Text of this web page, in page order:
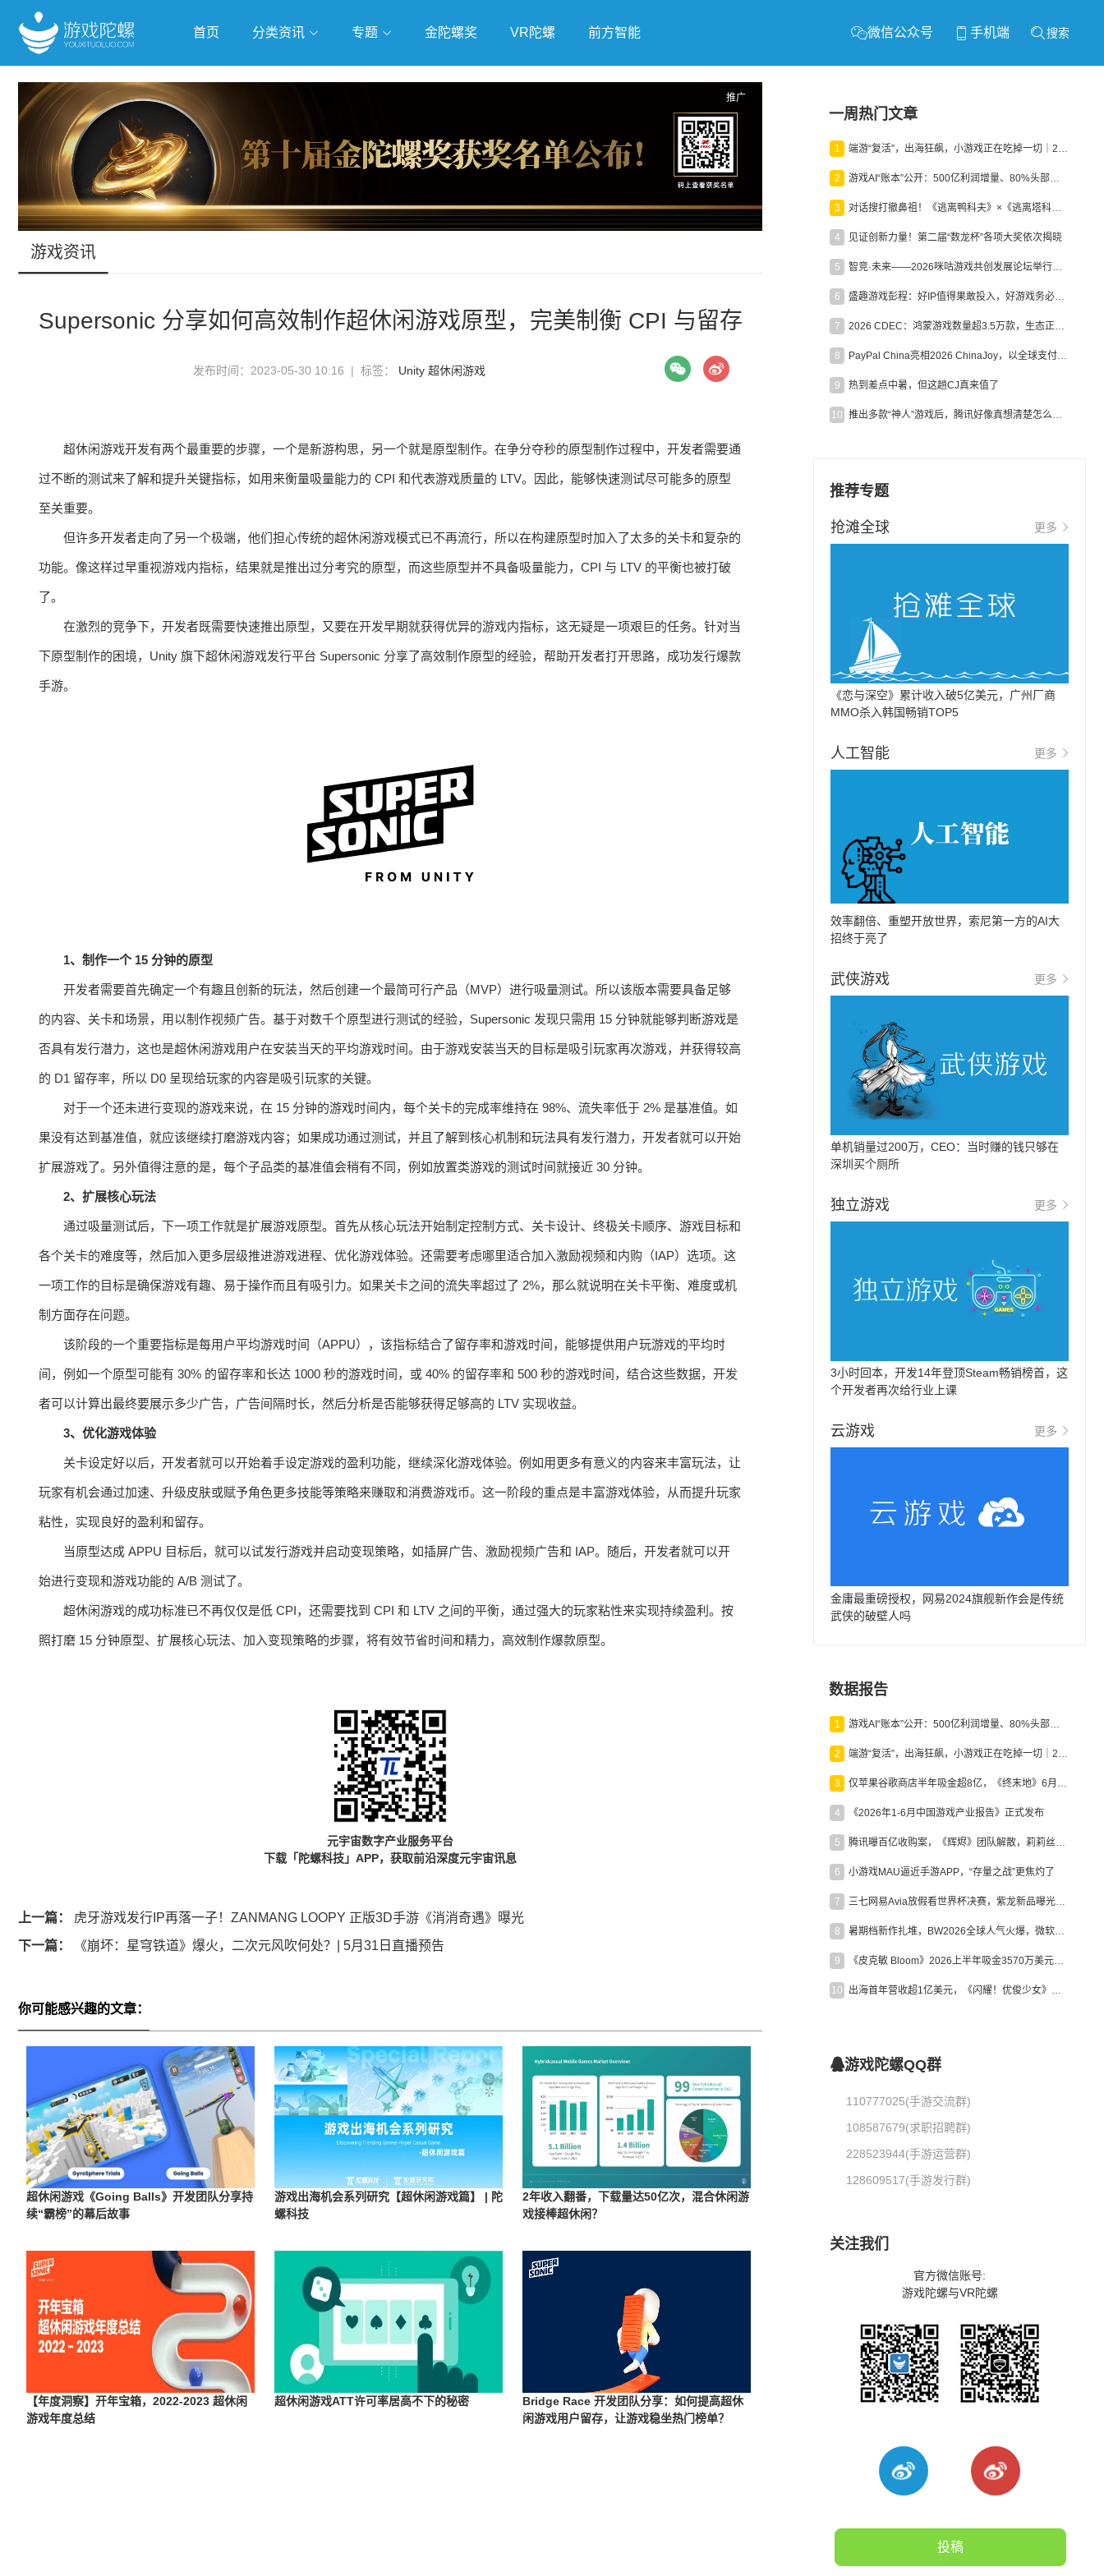
首页 分类资讯 专题
抢滩全球 人工智能 武侠游戏 独立游戏 云游戏
跨界Talk
金陀螺奖 VR陀螺 前方智能 微信公众号 手机端 搜索
推广
游戏资讯
Supersonic 分享如何高效制作超休闲游戏原型，完美制衡 CPI 与留存
发布时间：2023-05-30 10:16 | 标签： Unity 超休闲游戏
超休闲游戏开发有两个最重要的步骤，一个是新游构思，另一个就是原型制作。在争分夺秒的原型制作过程中，开发者需要通
过不断的测试来了解和提升关键指标，如用来衡量吸量能力的 CPI 和代表游戏质量的 LTV。因此，能够快速测试尽可能多的原型
至关重要。
但许多开发者走向了另一个极端，他们担心传统的超休闲游戏模式已不再流行，所以在构建原型时加入了太多的关卡和复杂的
功能。像这样过早重视游戏内指标，结果就是推出过分考究的原型，而这些原型并不具备吸量能力，CPI 与 LTV 的平衡也被打破
了。
在激烈的竞争下，开发者既需要快速推出原型，又要在开发早期就获得优异的游戏内指标，这无疑是一项艰巨的任务。针对当
下原型制作的困境，Unity 旗下超休闲游戏发行平台 Supersonic 分享了高效制作原型的经验，帮助开发者打开思路，成功发行爆款
手游。
1、制作一个 15 分钟的原型
开发者需要首先确定一个有趣且创新的玩法，然后创建一个最简可行产品（MVP）进行吸量测试。所以该版本需要具备足够
的内容、关卡和场景，用以制作视频广告。基于对数千个原型进行测试的经验，Supersonic 发现只需用 15 分钟就能够判断游戏是
否具有发行潜力，这也是超休闲游戏用户在安装当天的平均游戏时间。由于游戏安装当天的目标是吸引玩家再次游戏，并获得较高
的 D1 留存率，所以 D0 呈现给玩家的内容是吸引玩家的关键。
对于一个还未进行变现的游戏来说，在 15 分钟的游戏时间内，每个关卡的完成率维持在 98%、流失率低于 2% 是基准值。如
果没有达到基准值，就应该继续打磨游戏内容；如果成功通过测试，并且了解到核心机制和玩法具有发行潜力，开发者就可以开始
扩展游戏了。另外值得注意的是，每个子品类的基准值会稍有不同，例如放置类游戏的测试时间就接近 30 分钟。
2、扩展核心玩法
通过吸量测试后，下一项工作就是扩展游戏原型。首先从核心玩法开始制定控制方式、关卡设计、终极关卡顺序、游戏目标和
各个关卡的难度等，然后加入更多层级推进游戏进程、优化游戏体验。还需要考虑哪里适合加入激励视频和内购（IAP）选项。这
一项工作的目标是确保游戏有趣、易于操作而且有吸引力。如果关卡之间的流失率超过了 2%，那么就说明在关卡平衡、难度或机
制方面存在问题。
该阶段的一个重要指标是每用户平均游戏时间（APPU），该指标结合了留存率和游戏时间，能够提供用户玩游戏的平均时
间，例如一个原型可能有 30% 的留存率和长达 1000 秒的游戏时间，或 40% 的留存率和 500 秒的游戏时间，结合这些数据，开发
者可以计算出最终要展示多少广告，广告间隔时长，然后分析是否能够获得足够高的 LTV 实现收益。
3、优化游戏体验
关卡设定好以后，开发者就可以开始着手设定游戏的盈利功能，继续深化游戏体验。例如用更多有意义的内容来丰富玩法，让
玩家有机会通过加速、升级皮肤或赋予角色更多技能等策略来赚取和消费游戏币。这一阶段的重点是丰富游戏体验，从而提升玩家
粘性，实现良好的盈利和留存。
当原型达成 APPU 目标后，就可以试发行游戏并启动变现策略，如插屏广告、激励视频广告和 IAP。随后，开发者就可以开
始进行变现和游戏功能的 A/B 测试了。
超休闲游戏的成功标准已不再仅仅是低 CPI，还需要找到 CPI 和 LTV 之间的平衡，通过强大的玩家粘性来实现持续盈利。按
照打磨 15 分钟原型、扩展核心玩法、加入变现策略的步骤，将有效节省时间和精力，高效制作爆款原型。
元宇宙数字产业服务平台
下载「陀螺科技」APP，获取前沿深度元宇宙讯息
上一篇： 虎牙游戏发行IP再落一子！ZANMANG LOOPY 正版3D手游《消消奇遇》曝光
下一篇：
《崩坏：星穹铁道》爆火，二次元风吹何处？| 5月31日直播预告
你可能感兴趣的文章：
超休闲游戏《Going Balls》开发团队分享持
续“霸榜”的幕后故事
游戏出海机会系列研究【超休闲游戏篇】 | 陀
螺科技
2年收入翻番，下载量达50亿次，混合休闲游
戏接棒超休闲？
【年度洞察】开年宝箱，2022-2023 超休闲
游戏年度总结
超休闲游戏ATT许可率居高不下的秘密
Bridge Race 开发团队分享：如何提高超休
闲游戏用户留存，让游戏稳坐热门榜单？
一周热门文章
1 端游“复活”，出海狂飙，小游戏正在吃掉一切｜2026上半年产业报告
2 游戏AI“账本”公开：500亿利润增量、80%头部入局，谁在闷声发财？
3 对话搜打撤鼻祖！《逃离鸭科夫》×《逃离塔科夫》官方线下沙龙落幕
4 见证创新力量！第二届“数龙杯”各项大奖依次揭晓
5 智竞·未来——2026咪咕游戏共创发展论坛举行：聚力精品内容、AI创作与电竞生态，共建高品质益智健康游戏社区
6 盛趣游戏彭程：好IP值得果敢投入，好游戏务必长效经营
7 2026 CDEC：鸿蒙游戏数量超3.5万款，生态正循环加速产业高质量发展
8 PayPal China亮相2026 ChinaJoy，以全球支付能力助力中国游戏企业深化全球运营
9 热到差点中暑，但这趟CJ真来值了
10 推出多款“神人”游戏后，腾讯好像真想清楚怎么做二次元了
推荐专题
抢滩全球 更多
《恋与深空》累计收入破5亿美元，广州厂商
MMO杀入韩国畅销TOP5
人工智能 更多
效率翻倍、重塑开放世界，索尼第一方的AI大
招终于亮了
武侠游戏 更多
单机销量过200万，CEO：当时赚的钱只够在
深圳买个厕所
独立游戏 更多
3小时回本，开发14年登顶Steam畅销榜首，这
个开发者再次给行业上课
云游戏 更多
金庸最重磅授权，网易2024旗舰新作会是传统
武侠的破壁人吗
数据报告
1 游戏AI“账本”公开：500亿利润增量、80%头部入局，谁在闷声发财？
2 端游“复活”，出海狂飙，小游戏正在吃掉一切｜2026上半年产业报告
3 仅苹果谷歌商店半年吸金超8亿，《终末地》6月份收入显著回暖
4 《2026年1-6月中国游戏产业报告》正式发布
5 腾讯曝百亿收购案，《辉烬》团队解散，莉莉丝新作曝光｜陀螺周报
6 小游戏MAU逼近手游APP，“存量之战”更焦灼了
7 三七网易Avia放假看世界杯决赛，紫龙新品曝光，米哈游新作上线 | 陀螺周报
8 暑期档新作扎堆，BW2026全球人气火爆，微软XBOX大裁员|陀螺周报
9 《皮克敏 Bloom》2026上半年吸金3570万美元，中国台湾成最大市场
10 出海首年营收超1亿美元，《闪耀！优俊少女》美国市场占比达七成
游戏陀螺QQ群
110777025(手游交流群)
108587679(求职招聘群)
228523944(手游运营群)
128609517(手游发行群)
关注我们
官方微信账号:
游戏陀螺与VR陀螺
投稿